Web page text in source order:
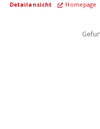
Detailansicht Homepage